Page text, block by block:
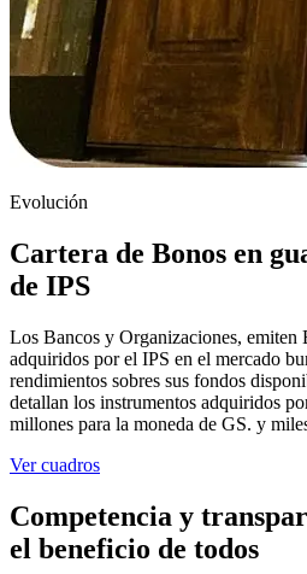
Evolución
Cartera de Bonos en
de IPS
Los Bancos y Organizaciones, emiten
adquiridos por el IPS en el mercado
rendimientos sobres sus fondos
detallan los instrumentos adquiridos
millones para la moneda de GS. y
Ver cuadros
Competencia y
el beneficio de todos